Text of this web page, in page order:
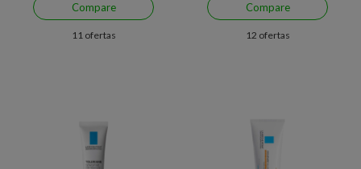
Compare
11 ofertas
Compare
12 ofertas